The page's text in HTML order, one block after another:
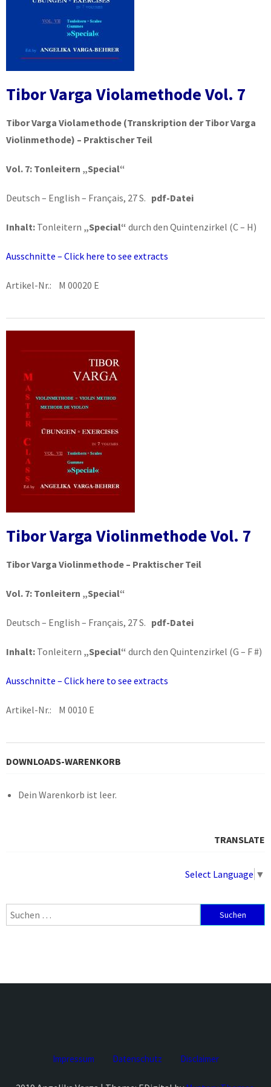
Tibor Varga Violamethode Vol. 7
Tibor Varga Violamethode (Transkription der Tibor Varga
Violinmethode) – Praktischer Teil
Vol. 7: Tonleitern „Special“
Deutsch – English – Français, 27 S. pdf-Datei
Inhalt: Tonleitern „Special“ durch den Quintenzirkel (C – H)
Ausschnitte – Click here to see extracts
Artikel-Nr.: M 00020 E
Tibor Varga Violinmethode Vol. 7
Tibor Varga Violinmethode – Praktischer Teil
Vol. 7: Tonleitern „Special“
Deutsch – English – Français, 27 S. pdf-Datei
Inhalt: Tonleitern „Special“ durch den Quintenzirkel (G – F #)
Ausschnitte – Click here to see extracts
Artikel-Nr.: M 0010 E
DOWNLOADS-WARENKORB
Dein Warenkorb ist leer.
TRANSLATE
Select Language ▼
Suchen
nach:
Impressum Datenschutz Disclaimer